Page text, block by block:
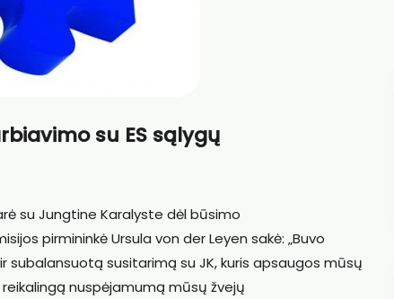
su ES sąlygų
su Jungtine Karalyste dėl būsimo
pirmininkė Ursula von der Leyen sakė: „Buvo
susitarimą su JK, kuris apsaugos mūsų
nuspėjamumą mūsų žvejų